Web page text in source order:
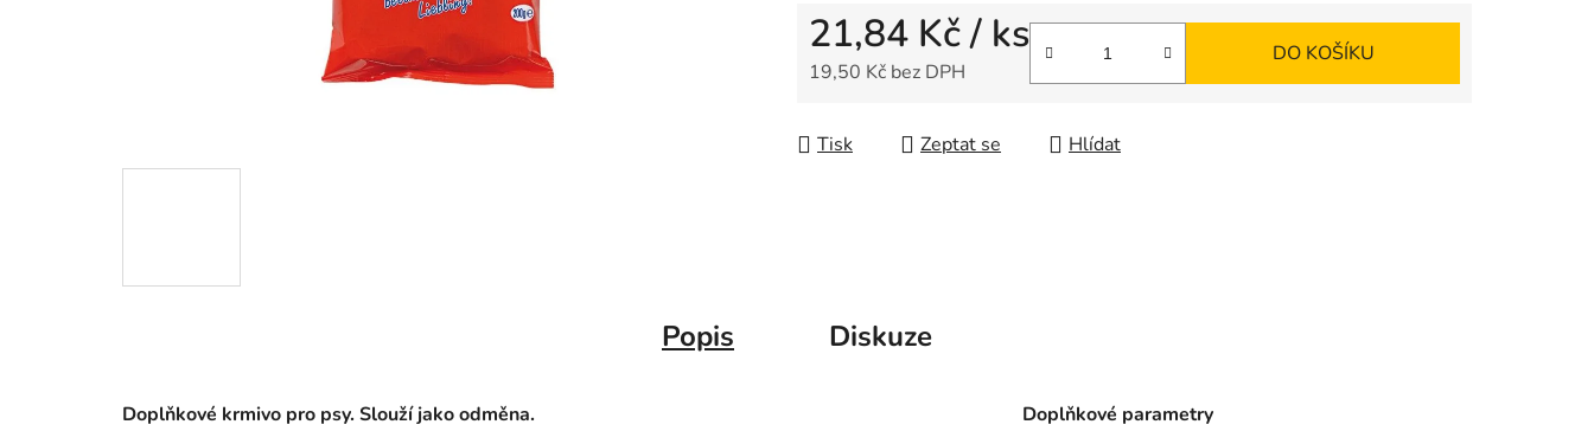
Š
Í
21,84 Kč/ ks
19,50 Kč bez DPH
DO KOŠÍKU
Tisk Zeptat se Hlídat
Popis Diskuze
Doplňkové krmivo pro psy. Slouží jako odměna. Doplňkové parametry